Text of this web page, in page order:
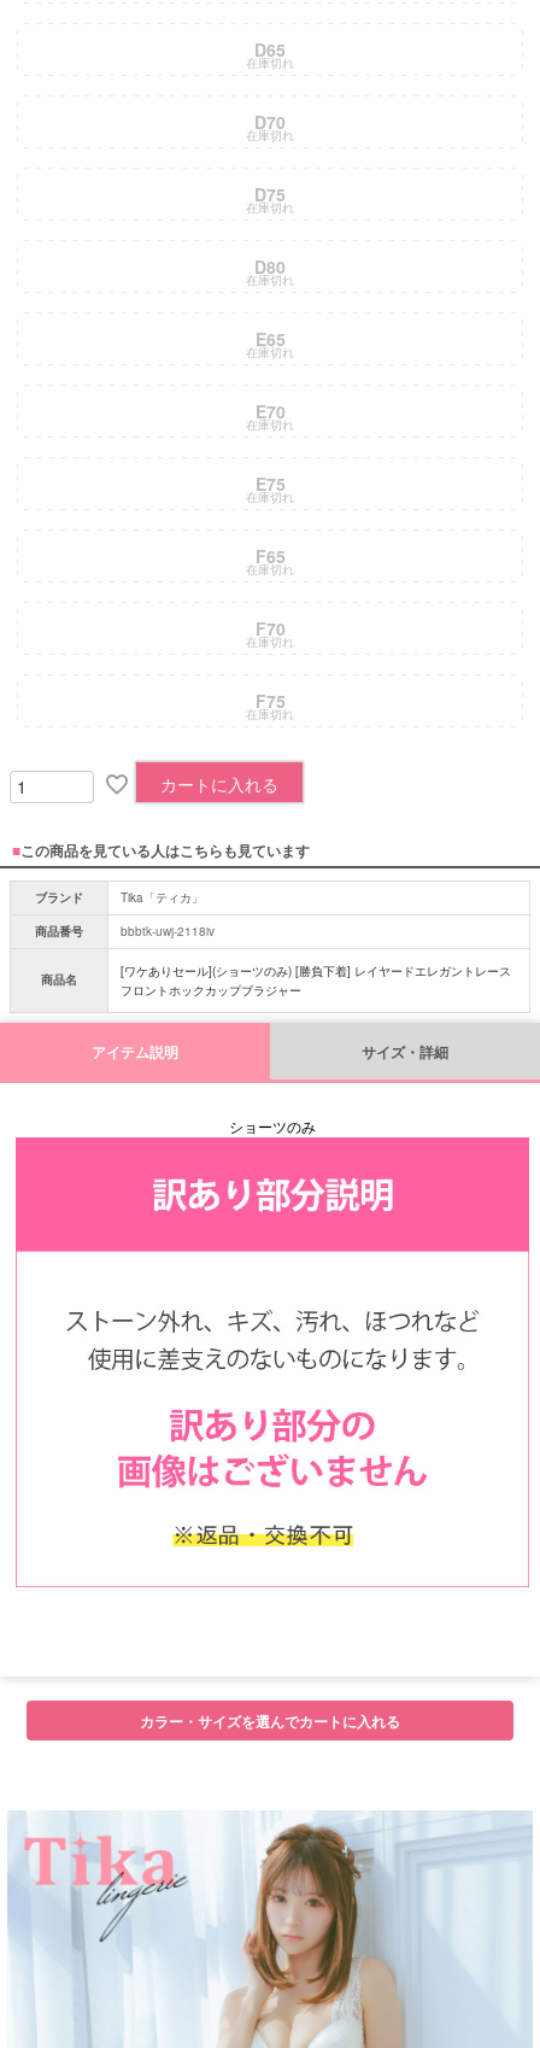
D65
在庫切れ
D70
在庫切れ
D75
在庫切れ
D80
在庫切れ
E65
在庫切れ
E70
在庫切れ
E75
在庫切れ
F65
在庫切れ
F70
在庫切れ
F75
在庫切れ
カートに入れる
■この商品を見ている人はこちらも見ています
ブランド
Tika「ティカ」
商品番号
bbbtk-uwj-2118iv
商品名
[ワケありセール](ショーツのみ) [勝負下着] レイヤードエレガントレース
フロントホックカップブラジャー
アイテム説明 サイズ・詳細
ショーツのみ
カラー・サイズを選んでカートに入れる